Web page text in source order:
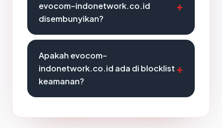
evocom-indonetwork.co.id
disembunyikan?
Apakah evocom-
indonetwork.co.id ada di blocklist
keamanan?